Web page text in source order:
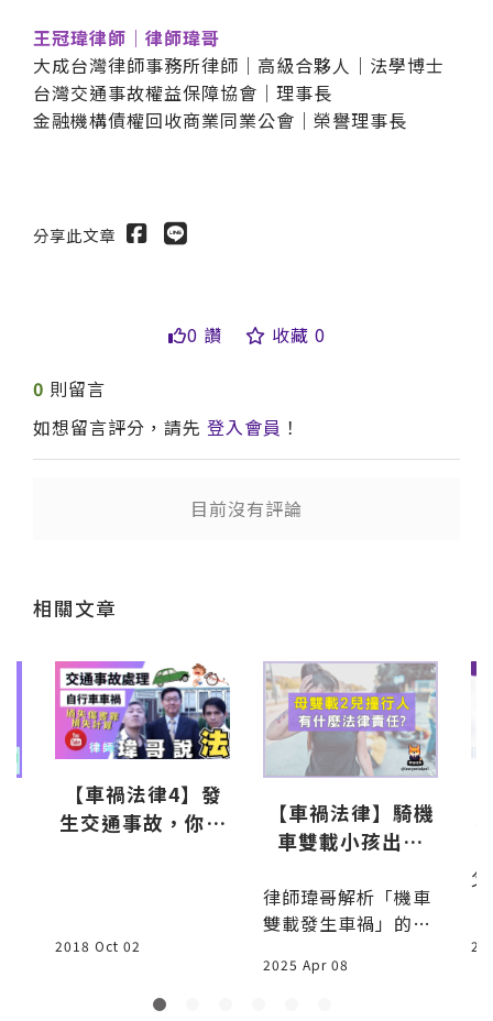
王冠瑋律師｜律師瑋哥
大成台灣律師事務所律師｜高級合夥人｜法學博士
台灣交通事故權益保障協會｜理事長
金融機構債權回收商業同業公會｜榮譽理事長
分享此文章
0 讚 收藏 0
0 則留言
如想留言評分，請先 登入會員 ！
目前沒有評論
相關文章
【車禍法律4】發
生交通事故，你該
2018 Oct 02
送出
【車禍法律】騎機
車雙載小孩出車
嗎？律師教你看懂
「過失傷害」與賠
償重點
律師瑋哥解析「機車
雙載發生車禍」的法
乘客在事故中的責任
2025 Apr 08